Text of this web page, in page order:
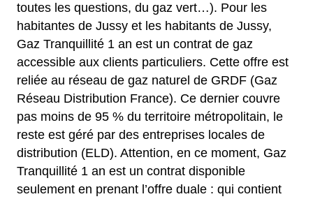
toutes les questions, du gaz vert…). Pour les
habitantes de Jussy et les habitants de Jussy,
Gaz Tranquillité 1 an est un contrat de gaz
accessible aux clients particuliers. Cette offre est
reliée au réseau de gaz naturel de GRDF (Gaz
Réseau Distribution France). Ce dernier couvre
pas moins de 95 % du territoire métropolitain, le
reste est géré par des entreprises locales de
distribution (ELD). Attention, en ce moment, Gaz
Tranquillité 1 an est un contrat disponible
seulement en prenant l’offre duale : qui contient